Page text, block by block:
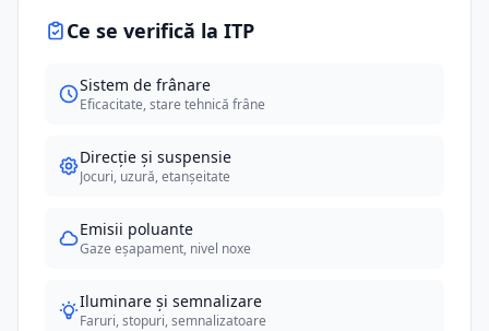
Ce se verifică la ITP
Sistem de frânare
Eficacitate, stare tehnică frâne
Direcție și suspensie
Jocuri, uzură, etanșeitate
Emisii poluante
Gaze eșapament, nivel noxe
Iluminare și semnalizare
Faruri, stopuri, semnalizatoare